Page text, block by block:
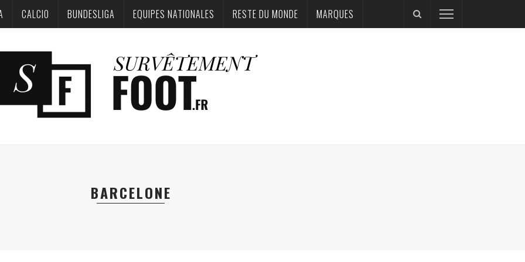
CALCIO BUNDESLIGA‎ EQUIPES NATIONALES RESTE DU MONDE MARQUES
BARCELONE